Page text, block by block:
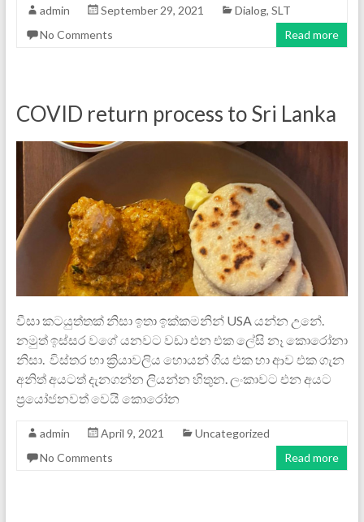
admin September 29, 2021 Dialog, SLT
No Comments
Read more
COVID return process to Sri Lanka
වීසා කටයුත්තක් නිසා ඉතා ඉක්කමනින් USA යන්න උනේ.
නමුත් ඉස්සර වගේ යනවට වඩා එන එක ලේසි නෑ කොරෝනා
නිසා. විස්තර හා ක්‍රියාවලිය හොයන් ගිය එක හා ආව එක ගැන
අනිත් අයටත් දැනගන්න ලියන්න හිතුන. ලංකාවට එන අයට
ප්‍රයෝජනවත් වෙයි කොරෝන
admin April 9, 2021
Uncategorized
No Comments
Read more